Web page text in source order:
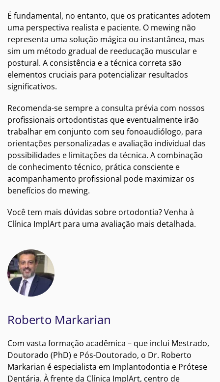
É fundamental, no entanto, que os praticantes adotem
uma perspectiva realista e paciente. O mewing não
representa uma solução mágica ou instantânea, mas
sim um método gradual de reeducação muscular e
postural. A consistência e a técnica correta são
elementos cruciais para potencializar resultados
significativos.
Recomenda-se sempre a consulta prévia com nossos
profissionais ortodontistas que eventualmente irão
trabalhar em conjunto com seu fonoaudiólogo, para
orientações personalizadas e avaliação individual das
possibilidades e limitações da técnica. A combinação
de conhecimento técnico, prática consciente e
acompanhamento profissional pode maximizar os
benefícios do mewing.
Você tem mais dúvidas sobre ortodontia? Venha à
Clínica ImplArt para uma avaliação mais detalhada.
Roberto Markarian
Com vasta formação acadêmica – que inclui Mestrado,
Doutorado (PhD) e Pós-Doutorado, o Dr. Roberto
Markarian é especialista em Implantodontia e Prótese
Dentária. À frente da Clínica ImplArt, centro de